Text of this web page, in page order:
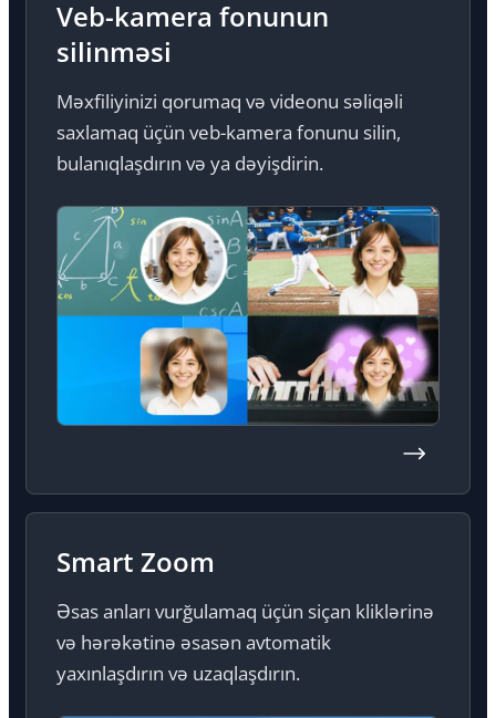
Veb-kamera fonunun
silinməsi
Məxfiliyinizi qorumaq və videonu səliqəli
saxlamaq üçün veb-kamera fonunu silin,
bulanıqlaşdırın və ya dəyişdirin.
Smart Zoom
Əsas anları vurğulamaq üçün siçan kliklərinə
və hərəkətinə əsasən avtomatik
yaxınlaşdırın və uzaqlaşdırın.